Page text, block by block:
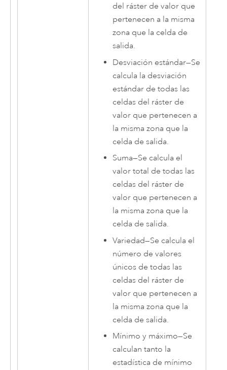
del ráster de valor que
pertenecen a la misma
zona que la celda de
salida.
Desviación estándar—Se
calcula la desviación
estándar de todas las
celdas del ráster de
valor que pertenecen a
la misma zona que la
celda de salida.
Suma—Se calcula el
valor total de todas las
celdas del ráster de
valor que pertenecen a
la misma zona que la
celda de salida.
Variedad—Se calcula el
número de valores
únicos de todas las
celdas del ráster de
valor que pertenecen a
la misma zona que la
celda de salida.
Mínimo y máximo—Se
calculan tanto la
estadística de mínimo